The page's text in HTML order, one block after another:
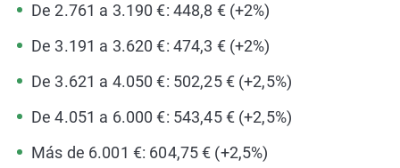
De 2.761 a 3.190 €: 448,8 € (+2%)
De 3.191 a 3.620 €: 474,3 € (+2%)
De 3.621 a 4.050 €: 502,25 € (+2,5%)
De 4.051 a 6.000 €: 543,45 € (+2,5%)
Más de 6.001 €: 604,75 € (+2,5%)